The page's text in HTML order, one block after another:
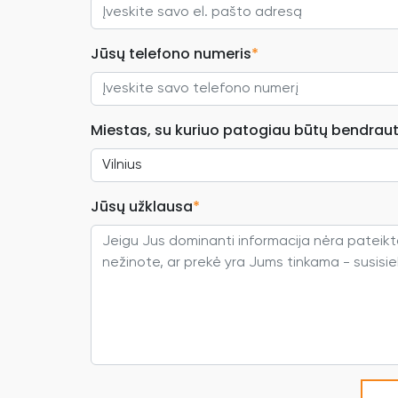
Jūsų telefono numeris*
Miestas, su kuriuo patogiau būtų
Jūsų užklausa*